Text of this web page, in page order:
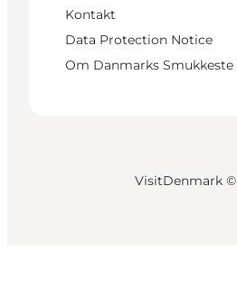
Kontakt
Data Protection Notice
Om Danmarks Smukkeste
VisitDenmark ©